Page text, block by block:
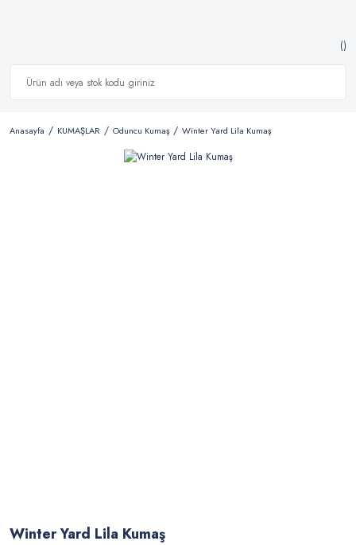
Anasayfa KUMAŞLAR Oduncu Kumaş Winter Yard Lila Kumaş
Winter Yard Lila Kumaş